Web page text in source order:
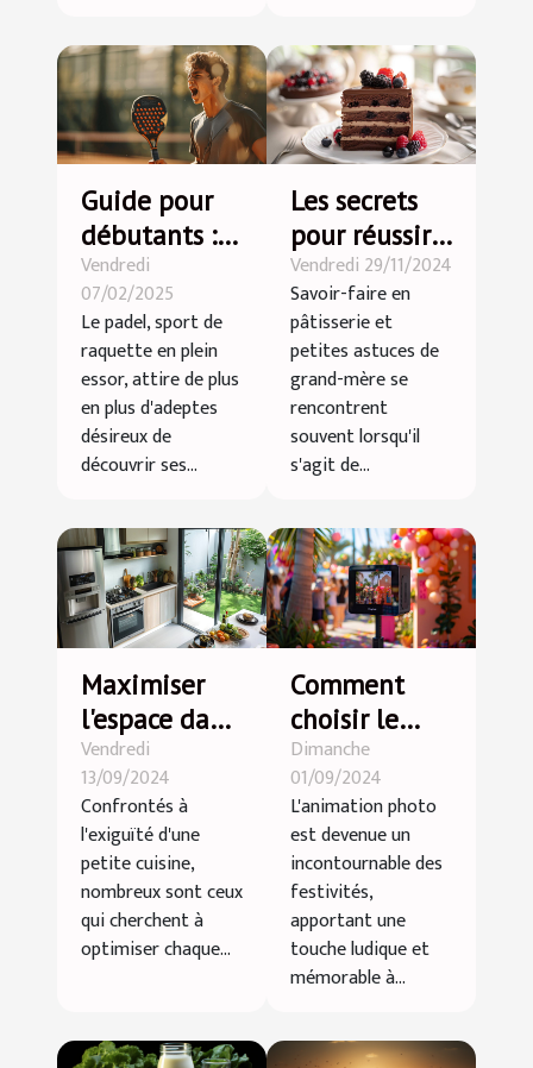
Guide pour
débutants :
Premiers pas
dans le
monde du
padel
Vendredi
07/02/2025
Le padel, sport de
raquette en plein
essor, attire de plus
en plus d'adeptes
désireux de
découvrir ses...
Les secrets
pour réussir
vos desserts
lors de
grandes
occasions
Vendredi 29/11/2024
Savoir-faire en
pâtisserie et
petites astuces de
grand-mère se
rencontrent
souvent lorsqu'il
s'agit de...
Maximiser
l'espace dans
une petite
cuisine :
astuces et
conseils
Vendredi
13/09/2024
Confrontés à
l'exiguïté d'une
petite cuisine,
nombreux sont ceux
qui cherchent à
optimiser chaque...
Comment
choisir le
photobooth
idéal pour
votre
prochain
événement
Dimanche
01/09/2024
L'animation photo
est devenue un
incontournable des
festivités,
apportant une
touche ludique et
mémorable à...